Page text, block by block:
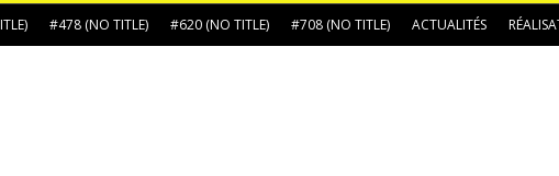
#478 (NO TITLE) #620 (NO TITLE) #708 (NO TITLE) ACTUALITÉS